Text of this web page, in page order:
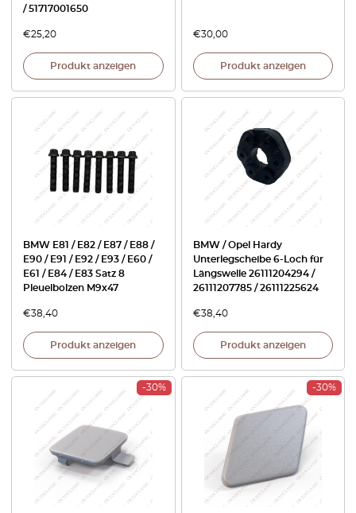
/ 51717001650
€25,20
Produkt anzeigen
€30,00
Produkt anzeigen
BMW E81 / E82 / E87 / E88 /
E90 / E91 / E92 / E93 / E60 /
E61 / E84 / E83 Satz 8
Pleuelbolzen M9x47
€38,40
Produkt anzeigen
BMW / Opel Hardy
Unterlegscheibe 6-Loch für
Längswelle 26111204294 /
26111207785 / 26111225624
€38,40
Produkt anzeigen
-30% -30%